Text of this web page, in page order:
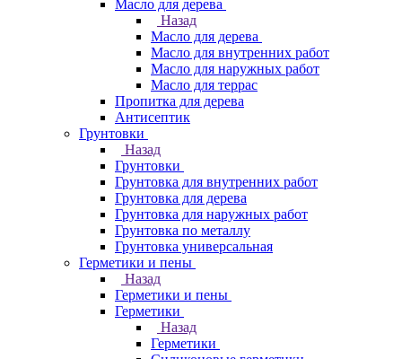
Масло для дерева
Назад
Масло для дерева
Масло для внутренних работ
Масло для наружных работ
Масло для террас
Пропитка для дерева
Антисептик
Грунтовки
Назад
Грунтовки
Грунтовка для внутренних работ
Грунтовка для дерева
Грунтовка для наружных работ
Грунтовка по металлу
Грунтовка универсальная
Герметики и пены
Назад
Герметики и пены
Герметики
Назад
Герметики